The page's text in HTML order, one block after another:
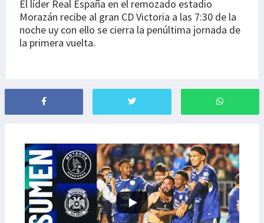
El líder Real España en el remozado estadio
Morazán recibe al gran CD Victoria a las 7:30 de la
noche uy con ello se cierra la penúltima jornada de
la primera vuelta.